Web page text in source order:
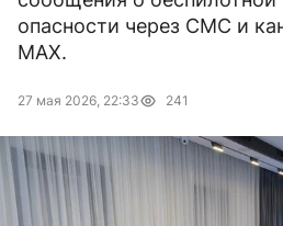
опасности через СМС и
МАХ.
27 мая 2026, 22:33 241